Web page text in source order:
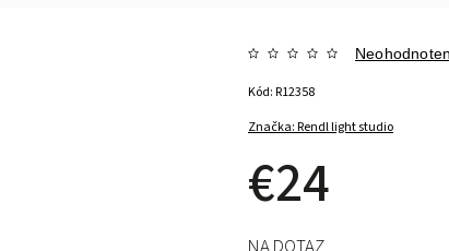
Značka:Rendl light studio
€24
Kód:R12358